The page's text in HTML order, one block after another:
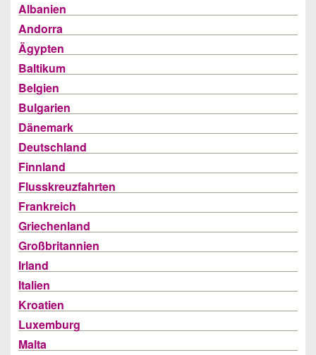
Albanien
Andorra
Ägypten
Baltikum
Belgien
Bulgarien
Dänemark
Deutschland
Finnland
Flusskreuzfahrten
Frankreich
Griechenland
Großbritannien
Irland
Italien
Kroatien
Luxemburg
Malta